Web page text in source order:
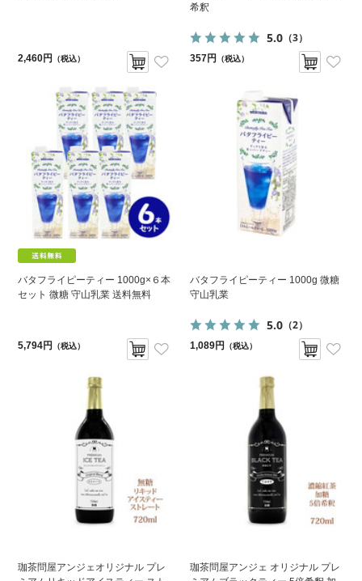
2,460円 （税込）
希釈
5.0（3）
357円 （税込）
バタフライピーティー 1000g×６本
セット 微糖 守山乳業 送料無料
5,794円 （税込）
バタフライピーティー 1000g 微糖
守山乳業
5.0（2）
1,089円 （税込）
珈茶問屋アンジェオリジナル プレ
珈茶問屋アンジェ オリジナル プレ